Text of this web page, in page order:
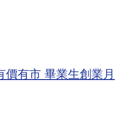
價有市 畢業生創業月